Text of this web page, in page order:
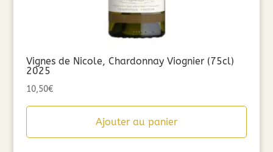
Vignes de Nicole, Chardonnay Viognier (75cl)
2025
10,50€
Ajouter au panier